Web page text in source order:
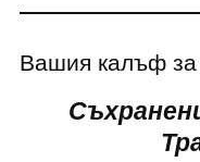
Вашия калъф за